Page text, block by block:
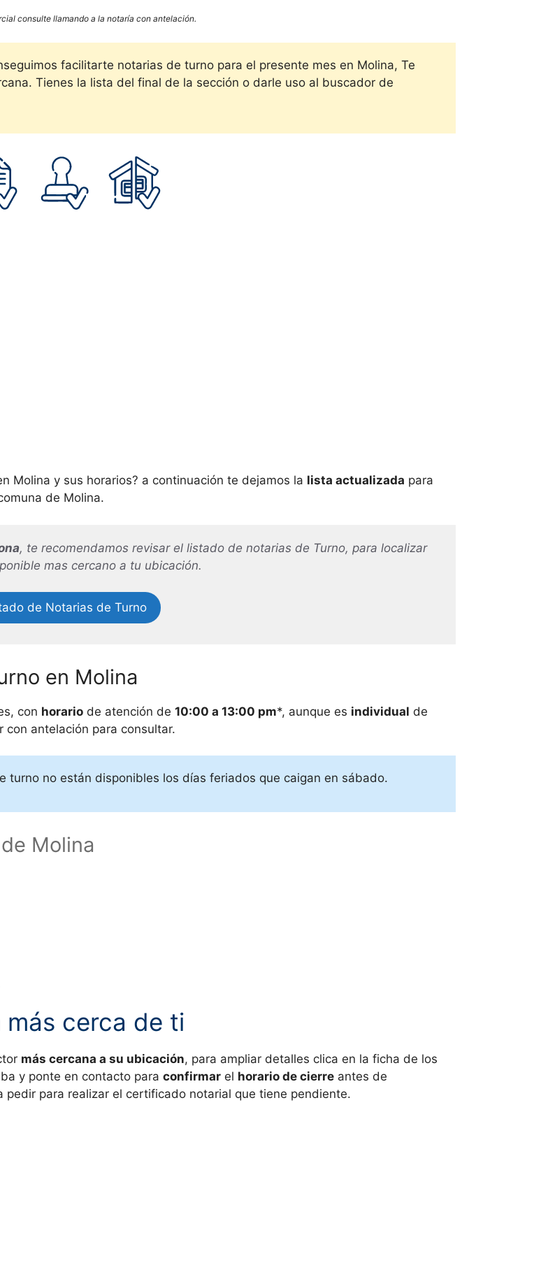
consulte llamando a la notaría con antelación.
facilitarte notarias de turno para el presente mes en Molina, Te
Tienes la lista del final de la sección o darle uso al buscador de
Molina y sus horarios? a continuación te dejamos la lista actualizada para
de Molina.
, te recomendamos revisar el listado de notarias de Turno, para localizar
mas cercano a tu ubicación.
de Notarias de Turno
en Molina
con horario de atención de 10:00 a 13:00 pm*, aunque es individual de
antelación para consultar.
turno no están disponibles los días feriados que caigan en sábado.
Molina
más cerca de ti
más cercana a su ubicación, para ampliar detalles clica en la ficha de los
y ponte en contacto para confirmar el horario de cierre antes de
para realizar el certificado notarial que tiene pendiente.